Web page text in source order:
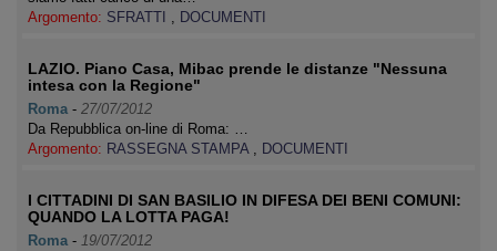
Argomento: SFRATTI , DOCUMENTI
LAZIO. Piano Casa, Mibac prende le distanze "Nessuna
intesa con la Regione"
Roma - 27/07/2012
Da Repubblica on-line di Roma: …
Argomento: RASSEGNA STAMPA , DOCUMENTI
I CITTADINI DI SAN BASILIO IN DIFESA DEI BENI COMUNI:
QUANDO LA LOTTA PAGA!
Roma - 19/07/2012